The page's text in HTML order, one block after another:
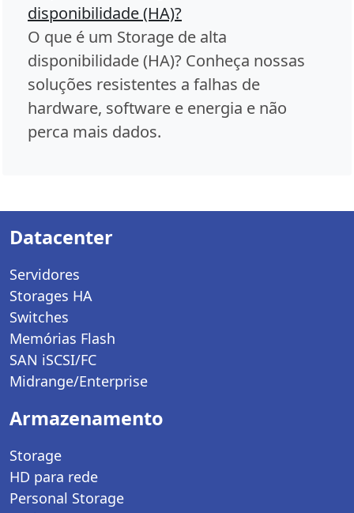
disponibilidade (HA)?
O que é um Storage de alta
disponibilidade (HA)? Conheça nossas
soluções resistentes a falhas de
hardware, software e energia e não
perca mais dados.
Datacenter
Servidores
Storages HA
Switches
Memórias Flash
SAN iSCSI/FC
Midrange/Enterprise
Armazenamento
Storage
HD para rede
Personal Storage